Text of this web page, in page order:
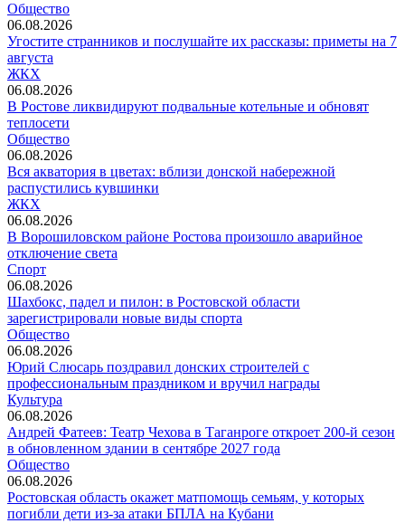
Общество
06.08.2026
Угостите странников и послушайте их рассказы: приметы на 7
августа
ЖКХ
06.08.2026
В Ростове ликвидируют подвальные котельные и обновят
теплосети
Общество
06.08.2026
Вся акватория в цветах: вблизи донской набережной
распустились кувшинки
ЖКХ
06.08.2026
В Ворошиловском районе Ростова произошло аварийное
отключение света
Спорт
06.08.2026
Шахбокс, падел и пилон: в Ростовской области
зарегистрировали новые виды спорта
Общество
06.08.2026
Юрий Слюсарь поздравил донских строителей с
профессиональным праздником и вручил награды
Культура
06.08.2026
Андрей Фатеев: Театр Чехова в Таганроге откроет 200-й сезон
в обновленном здании в сентябре 2027 года
Общество
06.08.2026
Ростовская область окажет матпомощь семьям, у которых
погибли дети из-за атаки БПЛА на Кубани